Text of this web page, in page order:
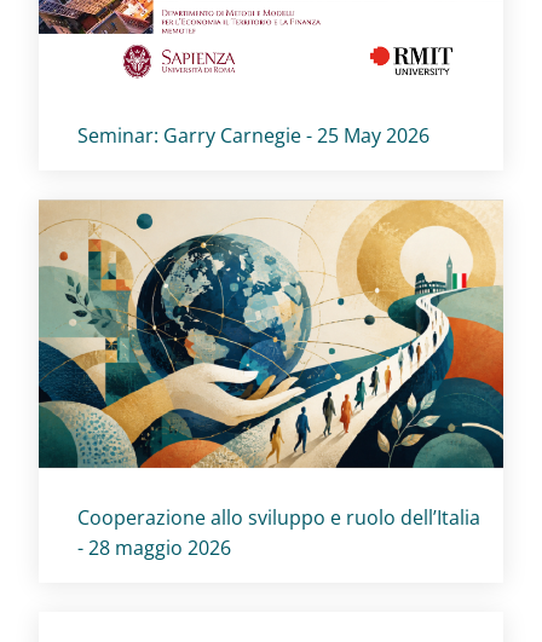
Titolo card:
Seminar: Garry Carnegie - 25 May 2026
Titolo card:
Cooperazione allo sviluppo e ruolo dell’Italia
- 28 maggio 2026